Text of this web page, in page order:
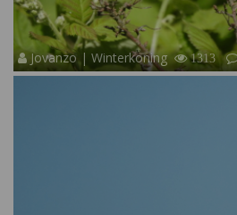
Jovanzo | Winterkoning 1313